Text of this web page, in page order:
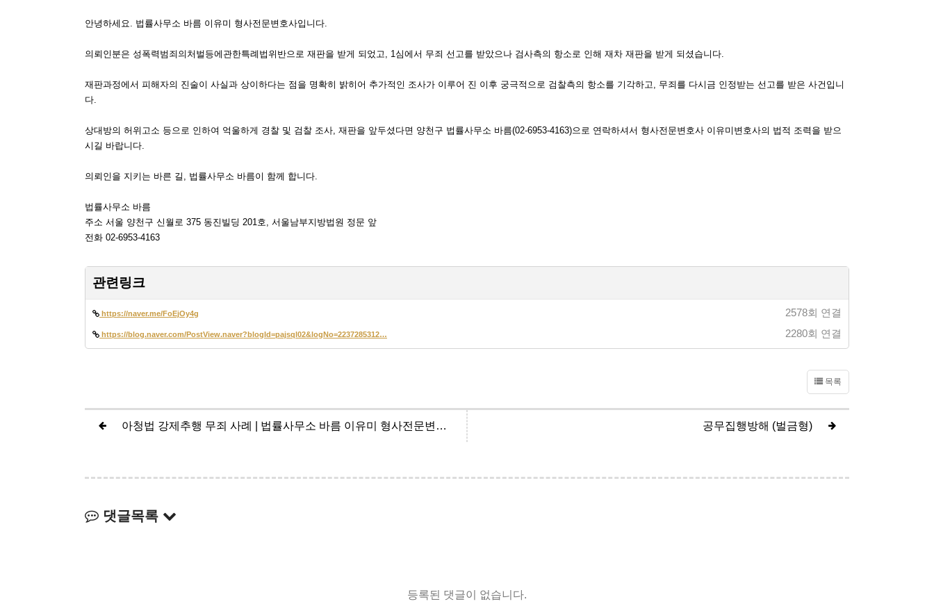
안녕하세요. 법률사무소 바름 이유미 형사전문변호사입니다.
의뢰인분은 성폭력범죄의처벌등에관한특례법위반으로 재판을 받게 되었고, 1심에서 무죄 선고를 받았으나 검사측의 항소로 인해 재차 재판을 받게 되셨습니다.
재판과정에서 피해자의 진술이 사실과 상이하다는 점을 명확히 밝히어 추가적인 조사가 이루어 진 이후 궁극적으로 검찰측의 항소를 기각하고, 무죄를 다시금 인정받는 선고를 받은 사건입니
다.
상대방의 허위고소 등으로 인하여 억울하게 경찰 및 검찰 조사, 재판을 앞두셨다면 양천구 법률사무소 바름(02-6953-4163)으로 연락하셔서 형사전문변호사 이유미변호사의 법적 조력을 받으
시길 바랍니다.
의뢰인을 지키는 바른 길, 법률사무소 바름이 함께 합니다.
법률사무소 바름
주소 서울 양천구 신월로 375 동진빌딩 201호, 서울남부지방법원 정문 앞
전화 02-6953-4163
관련링크
https://naver.me/FoEjOy4g 2578회 연결
https://blog.naver.com/PostView.naver?blogId=pajsql02&logNo=2237285312… 2280회 연결
목록
아청법 강제추행 무죄 사례 | 법률사무소 바름 이유미 형사전문변호사 공무집행방해 (벌금형)
댓글목록
등록된 댓글이 없습니다.